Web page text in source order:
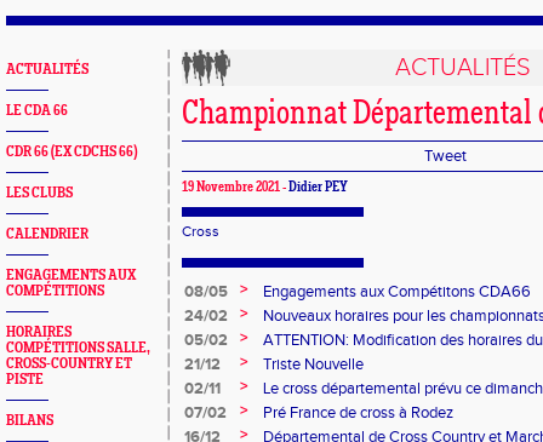
ACTUALITÉS
LE CDA 66
CDR 66 (EX CDCHS 66)
LES CLUBS
CALENDRIER
ENGAGEMENTS AUX
COMPÉTITIONS
HORAIRES
COMPÉTITIONS SALLE,
CROSS-COUNTRY ET
PISTE
BILANS
ACTUALITÉS
Championnat Départemental
Tweet
19 Novembre 2021 -Didier PEY
Cross
08/05 >
Engagements aux Compétitons CDA66
24/02
>
Nouveaux horaires pour les
minimes du 8 mars à Bompas
05/02 >
ATTENTION: Modification des horaires
21/12
>
Triste Nouvelle
02/11
>
Le cross départemental prévu ce
à l'état du terrain.
07/02 >
Pré France de cross à Rodez
16/12
>
Départemental de Cross Country et